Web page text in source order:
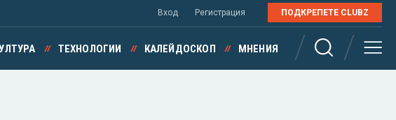
Вход Регистрация ПОДКРЕПЕТЕ CLUBZ
ТЕХНОЛОГИИ КАЛЕЙДОСКОП МНЕНИЯ